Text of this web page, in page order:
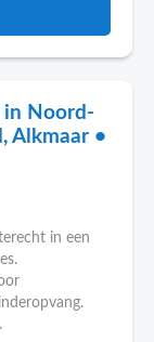
in Noord-
Alkmaar •
in een